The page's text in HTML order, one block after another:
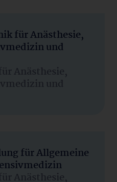
für Anästhesie,
und
Anästhesie,
und
für Allgemeine
Anästhesie,